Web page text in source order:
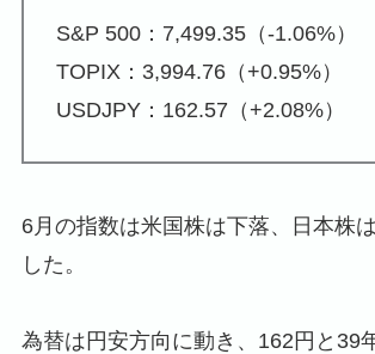
S&P 500：7,499.35（-1.06%）
TOPIX：3,994.76（+0.95%）
USDJPY：162.57（+2.08%）
6月の指数は米国株は下落、日本株
した。
為替は円安方向に動き、162円と39